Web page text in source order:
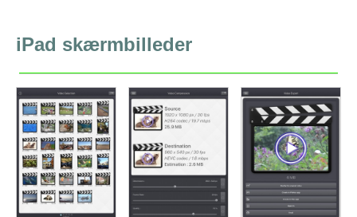
iPad skærmbilleder